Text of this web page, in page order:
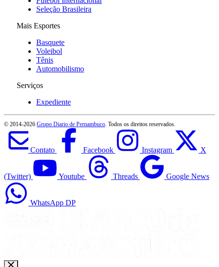
Seleção Brasileira
Mais Esportes
Basquete
Voleibol
Tênis
Automobilismo
Serviços
Expediente
© 2014-2026 Grupo Diario de Pernambuco . Todos os direitos reservados.
Contato Facebook Instagram X
(Twitter) Youtube Threads Google News
WhatsApp DP